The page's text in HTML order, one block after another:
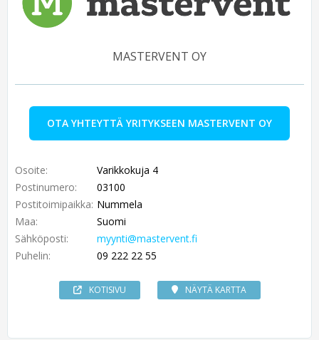
MASTERVENT OY
OTA YHTEYTTÄ YRITYKSEEN MASTERVENT OY
Osoite:
Varikkokuja 4
Postinumero:
03100
Postitoimipaikka: Nummela
Maa:
Suomi
Sähköposti:
myynti@mastervent.fi
Puhelin:
09 222 22 55
KOTISIVU NÄYTÄ KARTTA